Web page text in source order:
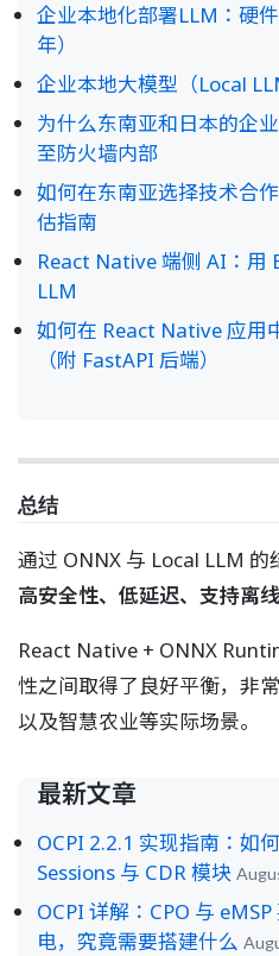
企业本地化部署LLM：硬
年）
企业本地大模型（Local
为什么东南亚和日本的企
至防火墙内部
如何在东南亚选择技术合
估指南
React Native 端侧 AI：用
LLM
如何在 React Native 应用
（附 FastAPI 后端）
总结
通过 ONNX 与 Local LLM
高安全性、低延迟、支持离
React Native + ONNX
性之间取得了良好平衡，非
以及智慧农业等实际场景。
最新文章
OCPI 2.2.1 实现指南：如
Sessions 与 CDR 模块
OCPI 详解：CPO 与
电，究竟需要搭建什么